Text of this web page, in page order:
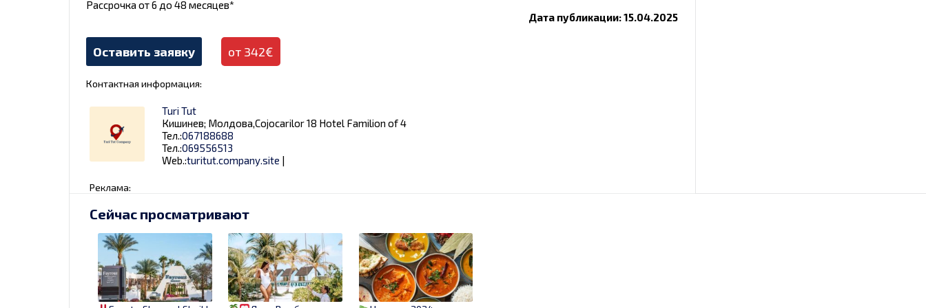
Рассрочка от 6 до 48 месяцев*
Дата публикации: 15.04.2025
Оставить заявку от 342€
Контактная информация:
Turi Tut
Кишинев; Молдова,Cojocarilor 18 Hotel Familion of 4
Тел.:067188688
Тел.:069556513
Web.:turitut.company.site |
Реклама:
Сейчас просматривают